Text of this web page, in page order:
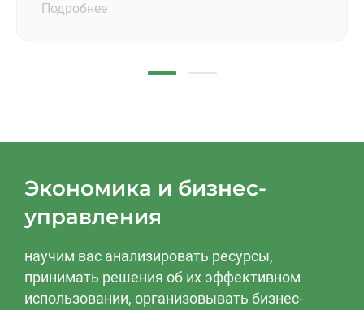
Подробнее
Экономика и бизнес-
управления
научим вас анализировать ресурсы,
принимать решения об их эффективном
использовании, организовывать бизнес-